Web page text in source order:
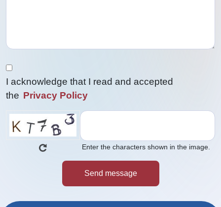
I acknowledge that I read and accepted
the Privacy Policy
Enter the characters shown in the image.